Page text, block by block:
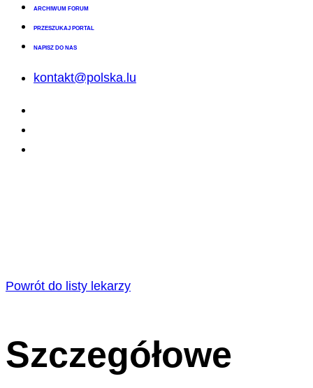
ARCHIWUM FORUM
PRZESZUKAJ PORTAL
NAPISZ DO NAS
kontakt@polska.lu
Powrót do listy lekarzy
Szczegółowe